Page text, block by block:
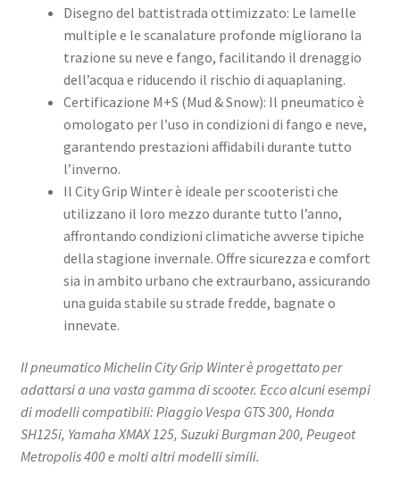
Disegno del battistrada ottimizzato: Le lamelle
multiple e le scanalature profonde migliorano la
trazione su neve e fango, facilitando il drenaggio
dell’acqua e riducendo il rischio di aquaplaning.​
Certificazione M+S (Mud & Snow): Il pneumatico è
omologato per l’uso in condizioni di fango e neve,
garantendo prestazioni affidabili durante tutto
l’inverno.​
Il City Grip Winter è ideale per scooteristi che
utilizzano il loro mezzo durante tutto l’anno,
affrontando condizioni climatiche avverse tipiche
della stagione invernale. Offre sicurezza e comfort
sia in ambito urbano che extraurbano, assicurando
una guida stabile su strade fredde, bagnate o
innevate.​
Il pneumatico Michelin City Grip Winter è progettato per
adattarsi a una vasta gamma di scooter. Ecco alcuni esempi
di modelli compatibili: Piaggio Vespa GTS 300, Honda
SH125i, Yamaha XMAX 125, Suzuki Burgman 200, Peugeot
Metropolis 400 e molti altri modelli simili.​